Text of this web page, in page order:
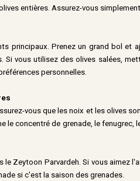
entières. Assurez-vous
principaux. Prenez un grand bol et
vous utilisez des olives salées,
personnelles.
vous que les noix et les olives
le concentré de grenade, le
le Zeytoon Parvardeh. Si vous aimez
si c'est la saison des grenades.